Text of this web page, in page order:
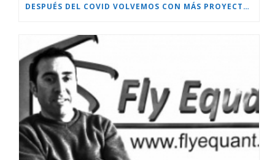
DESPUÉS DEL COVID VOLVEMOS CON MÁS PROYECTOS!!!